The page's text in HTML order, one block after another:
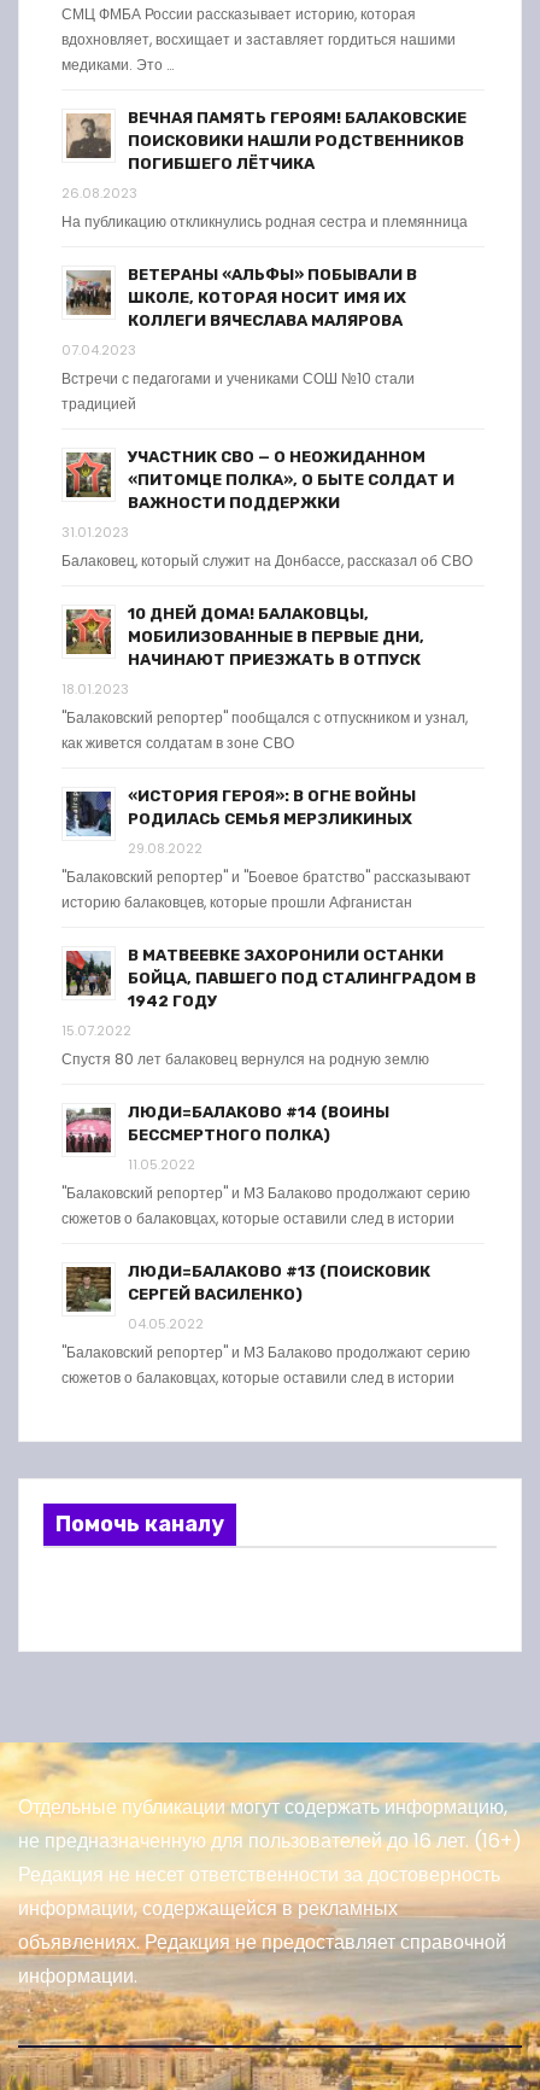
СМЦ ФМБА России рассказывает историю, которая
вдохновляет, восхищает и заставляет гордиться нашими
медиками. Это …
ВЕЧНАЯ ПАМЯТЬ ГЕРОЯМ! БАЛАКОВСКИЕ
ПОИСКОВИКИ НАШЛИ РОДСТВЕННИКОВ
ПОГИБШЕГО ЛЁТЧИКА
26.08.2023
На публикацию откликнулись родная сестра и племянница
ВЕТЕРАНЫ «АЛЬФЫ» ПОБЫВАЛИ В
ШКОЛЕ, КОТОРАЯ НОСИТ ИМЯ ИХ
КОЛЛЕГИ ВЯЧЕСЛАВА МАЛЯРОВА
07.04.2023
Встречи с педагогами и учениками СОШ №10 стали
традицией
УЧАСТНИК СВО — О НЕОЖИДАННОМ
«ПИТОМЦЕ ПОЛКА», О БЫТЕ СОЛДАТ И
ВАЖНОСТИ ПОДДЕРЖКИ
31.01.2023
Балаковец, который служит на Донбассе, рассказал об СВО
10 ДНЕЙ ДОМА! БАЛАКОВЦЫ,
МОБИЛИЗОВАННЫЕ В ПЕРВЫЕ ДНИ,
НАЧИНАЮТ ПРИЕЗЖАТЬ В ОТПУСК
18.01.2023
"Балаковский репортер" пообщался с отпускником и узнал,
как живется солдатам в зоне СВО
«ИСТОРИЯ ГЕРОЯ»: В ОГНЕ ВОЙНЫ
РОДИЛАСЬ СЕМЬЯ МЕРЗЛИКИНЫХ
29.08.2022
"Балаковский репортер" и "Боевое братство" рассказывают
историю балаковцев, которые прошли Афганистан
В МАТВЕЕВКЕ ЗАХОРОНИЛИ ОСТАНКИ
БОЙЦА, ПАВШЕГО ПОД СТАЛИНГРАДОМ В
1942 ГОДУ
15.07.2022
Спустя 80 лет балаковец вернулся на родную землю
ЛЮДИ=БАЛАКОВО #14 (ВОИНЫ
БЕССМЕРТНОГО ПОЛКА)
11.05.2022
"Балаковский репортер" и МЗ Балаково продолжают серию
сюжетов о балаковцах, которые оставили след в истории
ЛЮДИ=БАЛАКОВО #13 (ПОИСКОВИК
СЕРГЕЙ ВАСИЛЕНКО)
04.05.2022
"Балаковский репортер" и МЗ Балаково продолжают серию
сюжетов о балаковцах, которые оставили след в истории
Помочь каналу
Отдельные публикации могут содержать информацию,
не предназначенную для пользователей до 16 лет. (16+)
Редакция не несет ответственности за достоверность
информации, содержащейся в рекламных
объявлениях. Редакция не предоставляет справочной
информации.